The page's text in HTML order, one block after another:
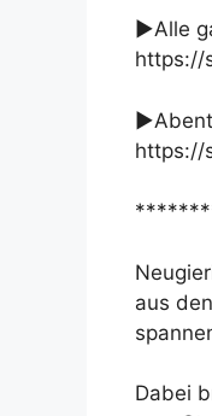
►Alle
https://
https://
aus
Dabei